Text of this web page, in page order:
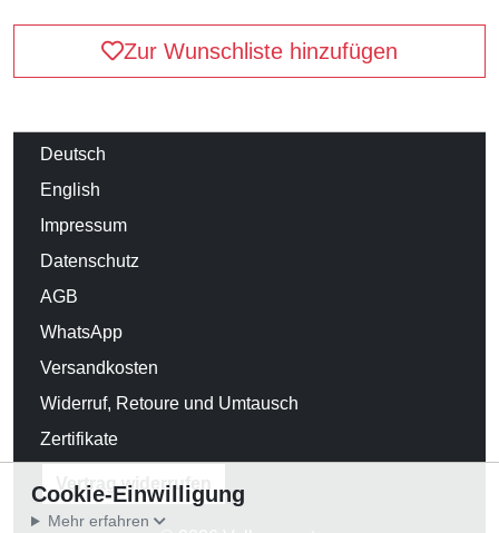
Zur Wunschliste hinzufügen
Deutsch
English
Impressum
Datenschutz
AGB
WhatsApp
Versandkosten
Widerruf, Retoure und Umtausch
Zertifikate
Vertrag widerrufen
Cookie-Einwilligung
Mehr erfahren